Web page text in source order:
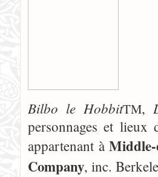
Bilbo le HobbitTM,
personnages et lieux
appartenant à
Company, inc.